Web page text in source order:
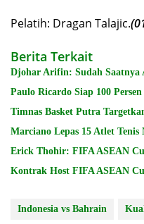
Pelatih: Dragan Talajic.
Berita Terkait
Djohar Arifin: Sudah Saatnya
Paulo Ricardo Siap 100
Timnas Basket Putra
Marciano Lepas 15 Atlet Tenis
Erick Thohir: FIFA ASEAN
Kontrak Host FIFA ASEAN
Indonesia vs Bahrain